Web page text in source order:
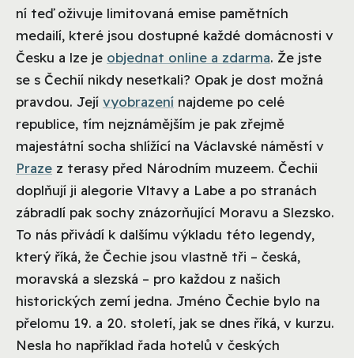
ní teď oživuje limitovaná emise pamětních
medailí, které jsou dostupné každé domácnosti v
Česku a lze je objednat online a zdarma. Že jste
se s Čechií nikdy nesetkali? Opak je dost možná
pravdou. Její vyobrazení najdeme po celé
republice, tím nejznámějším je pak zřejmě
majestátní socha shlížící na Václavské náměstí v
Praze z terasy před Národním muzeem. Čechii
doplňují ji alegorie Vltavy a Labe a po stranách
zábradlí pak sochy znázorňující Moravu a Slezsko.
To nás přivádí k dalšímu výkladu této legendy,
který říká, že Čechie jsou vlastně tři – česká,
moravská a slezská – pro každou z našich
historických zemí jedna. Jméno Čechie bylo na
přelomu 19. a 20. století, jak se dnes říká, v kurzu.
Nesla ho například řada hotelů v českých